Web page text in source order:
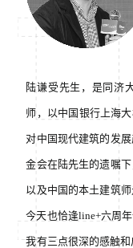
陆谦受先生，是同济
师，以中国银行上海大
对中国现代建筑的发
金会在陆先生的遗嘱
以及中国的本土建筑
今天也恰逢line+六周
我有三点很深的感触和